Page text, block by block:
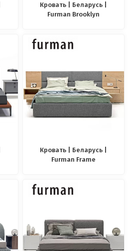
Кровать | Беларусь |
Furman Brooklyn
Кровать | Беларусь |
Furman Frame